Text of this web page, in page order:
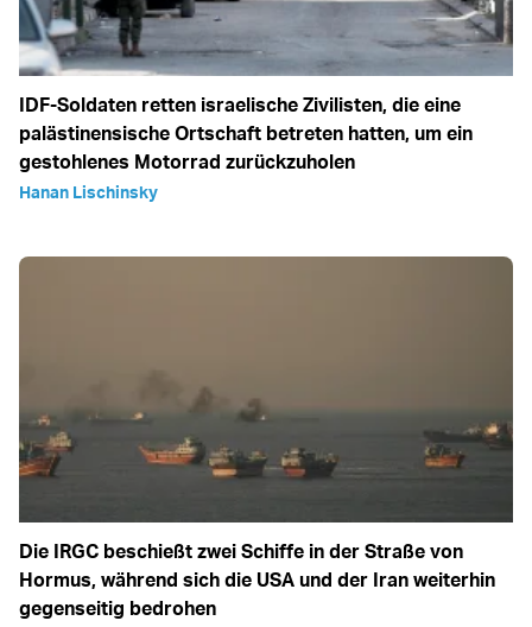
IDF-Soldaten retten israelische Zivilisten, die eine
palästinensische Ortschaft betreten hatten, um ein
gestohlenes Motorrad zurückzuholen
Hanan Lischinsky
Die IRGC beschießt zwei Schiffe in der Straße von
Hormus, während sich die USA und der Iran weiterhin
gegenseitig bedrohen